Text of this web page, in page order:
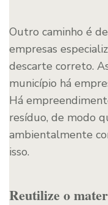
Outro caminho é
empresas
descarte correto.
município há
Há
resíduo, de modo
ambientalmente
isso.
Reutilize o